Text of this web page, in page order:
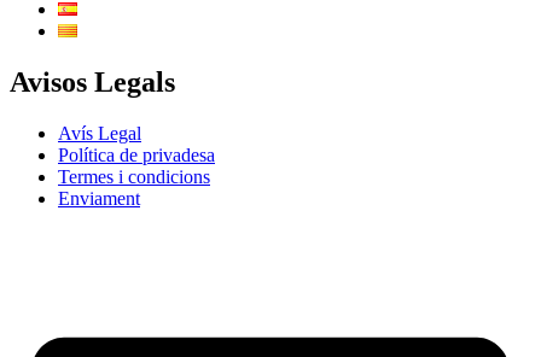
Avisos Legals
Avís Legal
Política de privadesa
Termes i condicions
Enviament